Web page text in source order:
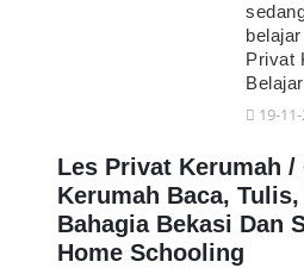
Privat
19-
Les Privat Kerumah
Kerumah Baca,
Bahagia Bekasi Dan
Home Schooling